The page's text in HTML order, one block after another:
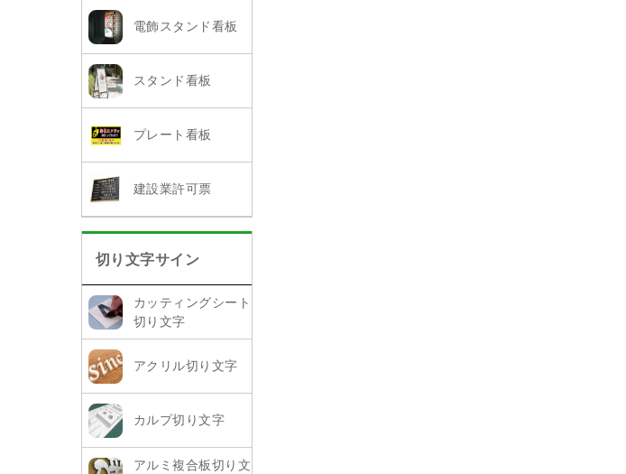
電飾スタンド看板
スタンド看板
プレート看板
建設業許可票
切り文字サイン
カッティングシート
切り文字
アクリル切り文字
カルプ切り文字
アルミ複合板切り文